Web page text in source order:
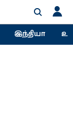
இந்தியா